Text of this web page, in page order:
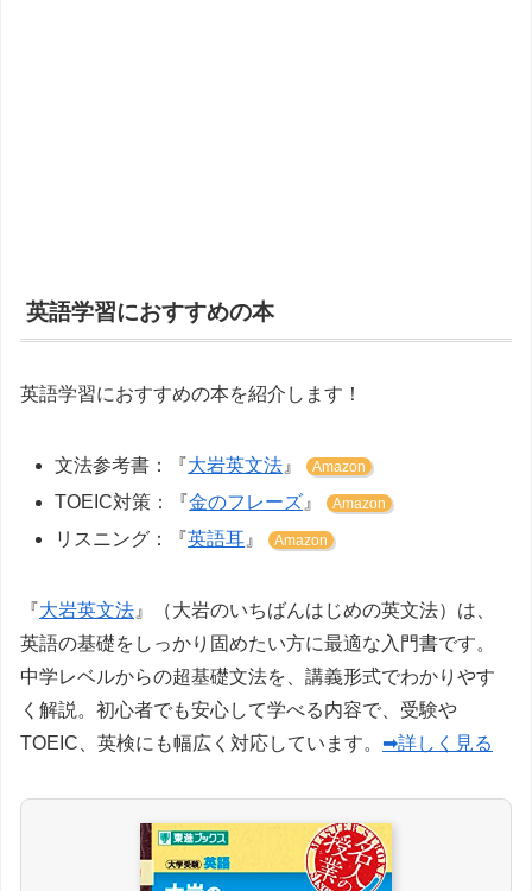
英語学習におすすめの本
英語学習におすすめの本を紹介します！
文法参考書：『大岩英文法 』 Amazon
TOEIC対策：『金のフレーズ 』 Amazon
リスニング：『英語耳 』 Amazon
『大岩英文法 』（大岩のいちばんはじめの英文法）は、
英語の基礎をしっかり固めたい方に最適な入門書です。
中学レベルからの超基礎文法を、講義形式でわかりやす
く解説。初心者でも安心して学べる内容で、受験や
TOEIC、英検にも幅広く対応しています。 ➡詳しく見る